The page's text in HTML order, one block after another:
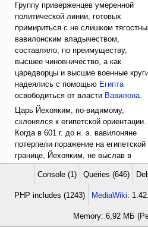
Группу приверженцев умеренной
политической линии, готовых
примириться с не слишком
вавилонским владычеством,
составляло, по преимуществу,
высшее чиновничество, а как
царедворцы и высшие военные
надеялись с помощью Египта
освободиться от власти Вавилона.
Царь Йехояким, по-видимому,
склонялся к египетской ориентации.
Когда в 601 г. до н. э. вавилоняне
потерпели поражение на египетской
границе, Йехояким, не выслав в
фактически бросил вызов
вавилонские силы под
командованием Навуходоносора
Console (1) Queries (646)
PHP includes (1243) MediaWiki:
Memory: 6,92 МБ